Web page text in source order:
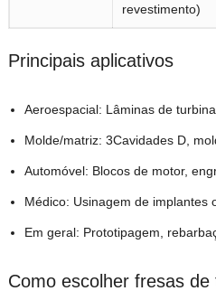
revestimento)
Principais aplicativos
Aeroespacial: Lâminas de
Molde/matriz: 3Cavidades D,
Automóvel: Blocos de motor,
Médico: Usinagem de implantes
Em geral: Prototipagem,
Como escolher fresas